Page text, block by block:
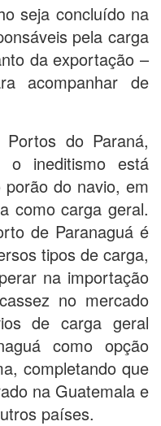
seja concluído na
pela carga
da exportação –
acompanhar de
do Paraná,
o ineditismo está
do navio, em
como carga geral.
de Paranaguá é
tipos de carga,
na importação
no mercado
de carga geral
como opção
completando que
na Guatemala e
países.